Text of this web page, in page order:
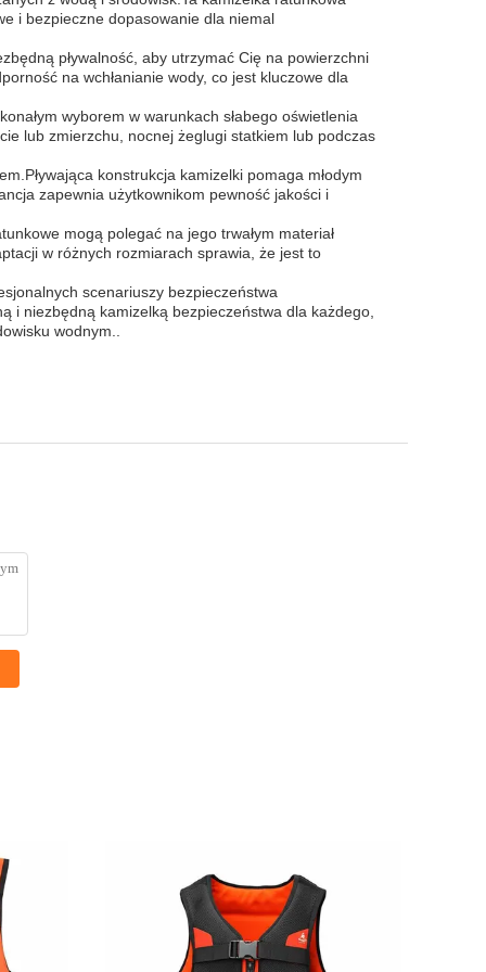
i bezpieczne dopasowanie dla niemal
pływalność, aby utrzymać Cię na powierzchni
na wchłanianie wody, co jest kluczowe dla
wyborem w warunkach słabego oświetlenia
lub zmierzchu, nocnej żeglugi statkiem lub podczas
konstrukcja kamizelki pomaga młodym
zapewnia użytkownikom pewność jakości i
mogą polegać na jego trwałym materiał
w różnych rozmiarach sprawia, że jest to
scenariuszy bezpieczeństwa
i niezbędną kamizelką bezpieczeństwa dla każdego,
wodnym..